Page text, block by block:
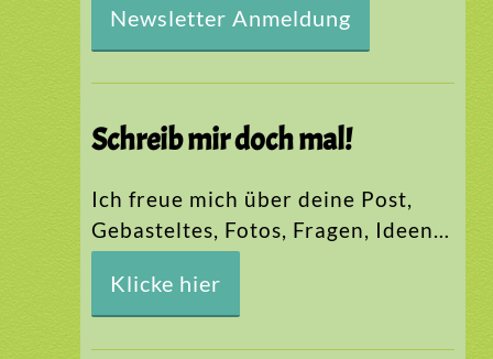
Newsletter Anmeldung
Schreib mir doch mal!
Ich freue mich über deine Post,
Gebasteltes, Fotos, Fragen, Ideen…
Klicke hier